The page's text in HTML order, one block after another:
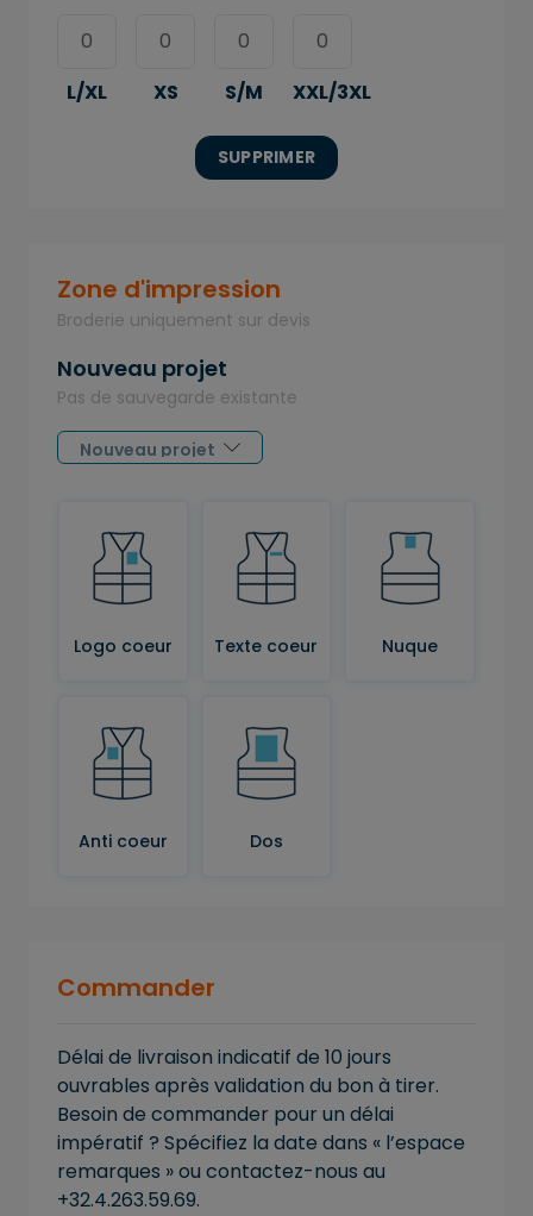
L/XL XS S/M XXL/3XL
SUPPRIMER
Zone d'impression
Broderie uniquement sur devis
Nouveau projet
Pas de sauvegarde existante
Logo coeur Texte coeur Nuque
Anti coeur Dos
Commander
Délai de livraison indicatif de 10 jours
ouvrables après validation du bon à tirer.
Besoin de commander pour un délai
impératif ? Spécifiez la date dans « l’espace
remarques » ou contactez-nous au
+32.4.263.59.69.